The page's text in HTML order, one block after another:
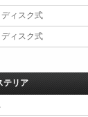
ィスク式
ィスク式
テリア